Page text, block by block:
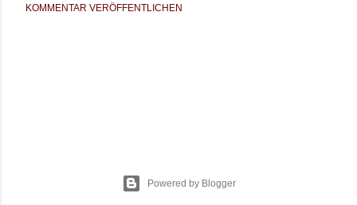
KOMMENTAR VERÖFFENTLICHEN
Powered by Blogger